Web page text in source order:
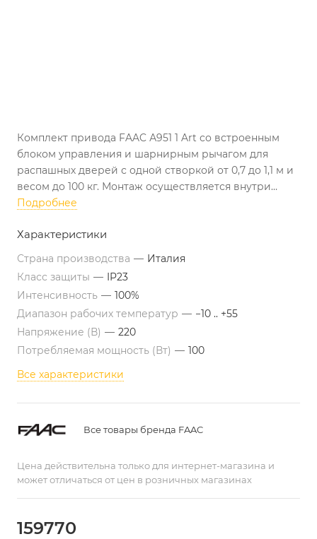
Комплект привода FAAC А951 1 Art со встроенным
блоком управления и шарнирным рычагом для
распашных дверей с одной створкой от 0,7 до 1,1 м и
весом до 100 кг. Монтаж осуществляется внутри
помещения на перемычку дверного проема для
необходим монтаж с использование скользящего
рычага.
Подробнее
Характеристики
Страна производства — Италия
Класс защиты — IP23
Интенсивность — 100%
Диапазон рабочих температур — −10 .. +55
Напряжение (В) — 220
Потребляемая мощность (Вт) — 100
Все характеристики
Все товары бренда FAAC
Цена действительна только для интернет-магазина и
может отличаться от цен в розничных магазинах
159770